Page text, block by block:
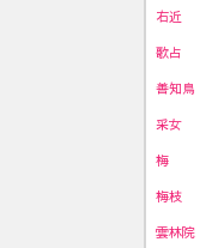
右近
歌占
善知鳥
采女
梅
梅枝
雲林院